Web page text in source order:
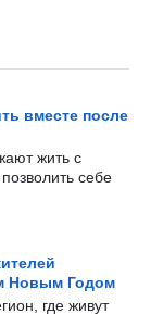
вместе после
жить с
себе
Новым Годом
где живут